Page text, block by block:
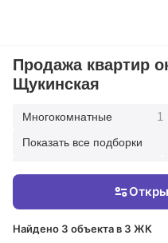
Продажа квартир
Щукинская
Многокомнатные 1
Под ключ с мебелью
Показать все подборки
Найдено 3 объекта в 3 ЖК